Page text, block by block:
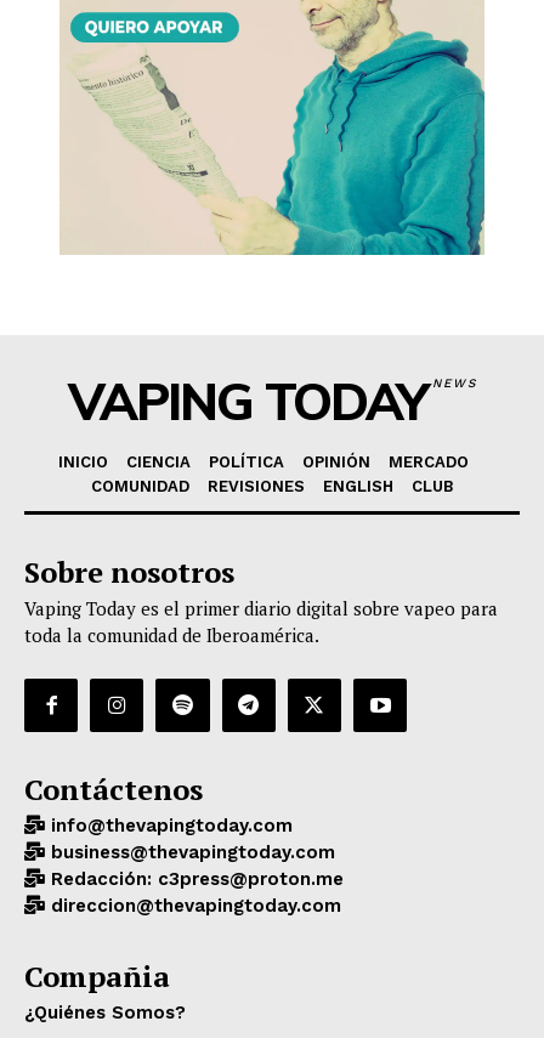
VAPING TODAYNEWS
INICIO CIENCIA POLÍTICA OPINIÓN
MERCADO
COMUNIDAD
REVISIONES ENGLISH CLUB
Sobre nosotros
Vaping Today es el primer diario digital sobre vapeo para
toda la comunidad de Iberoamérica.
Contáctenos
info@thevapingtoday.com
business@thevapingtoday.com
Redacción: c3press@proton.me
direccion@thevapingtoday.com
Compañia
¿Quiénes Somos?